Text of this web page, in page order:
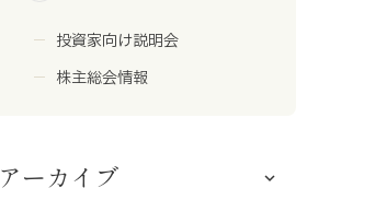
投資家向け説明会
株主総会情報
アーカイブ